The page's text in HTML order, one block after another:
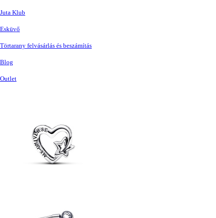
Juta Klub
Esküvő
Törtarany felvásárlás és beszámítás
Blog
Outlet